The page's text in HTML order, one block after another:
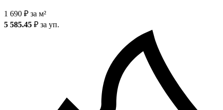
1 690 ₽ за м²
5 585.45 ₽ за уп.